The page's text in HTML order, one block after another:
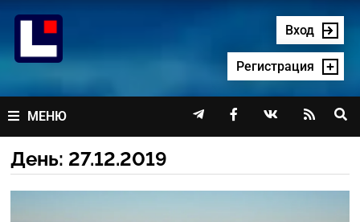
содержимому
Вход
Регистрация
МЕНЮ    
День: 27.12.2019